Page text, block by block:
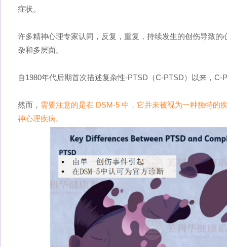
症状。
许多精神心理专家认同，反复，重复，持续发生的创伤导致
杂和多层面。
自1980年代后期首次描述复杂性-PTSD（C-PTSD）以来，C-
然而， 需要注意的是在 DSM-5 中，它并未被视为一种独特的
神心理疾病。